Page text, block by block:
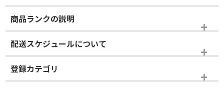
商品ランクの説明
※商品ランクは出品者の主観により判断しておりますので、あら
かじめご了承ください。
ホイールランク
配送スケジュールについて
登録カテゴリ
ホイールのみ